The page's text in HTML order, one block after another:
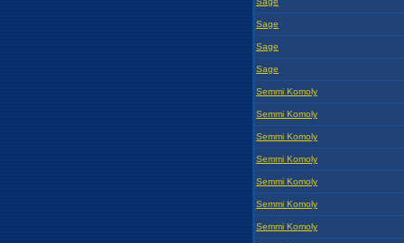
Sage
Sage
Sage
Semmi Komoly
Semmi Komoly
Semmi Komoly
Semmi Komoly
Semmi Komoly
Semmi Komoly
Semmi Komoly